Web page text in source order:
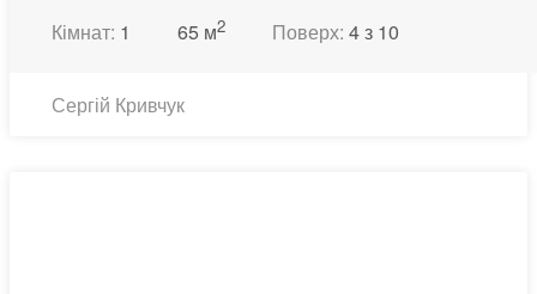
Кімнат: 1 65 м2 Поверх: 4 з 10
Сергій Кривчук